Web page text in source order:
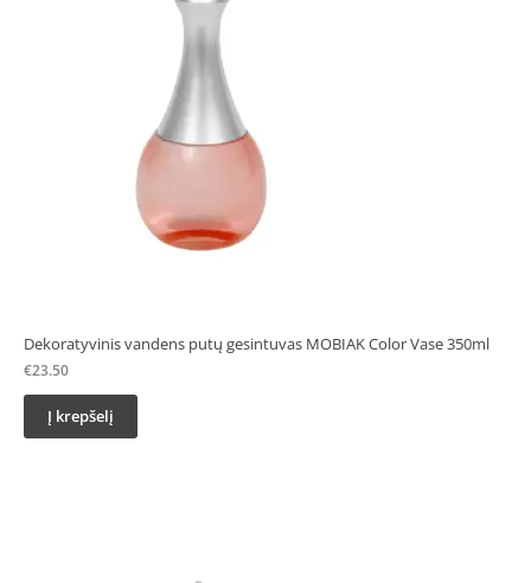
Dekoratyvinis vandens putų gesintuvas MOBIAK Color Vase 350ml
€23.50
Į krepšelį